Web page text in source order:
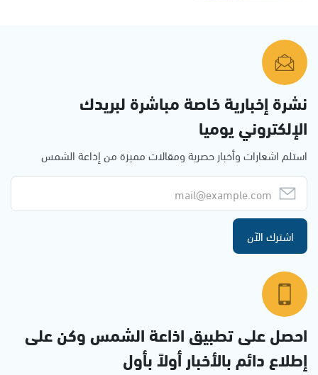
نشرة إخبارية خاصة مباشرة لبريدك
الإلكتروني يوميا
استلم اشعارات وأخبار حصرية ومقالات مميزة من إذاعة الشمس
اشترك الآن
احصل على تطبيق اذاعة الشمس وكن على
إطلاع دائم بالأخبار أولاً بأول